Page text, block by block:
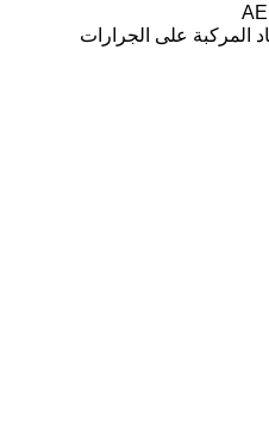
المركبة على الجرارات